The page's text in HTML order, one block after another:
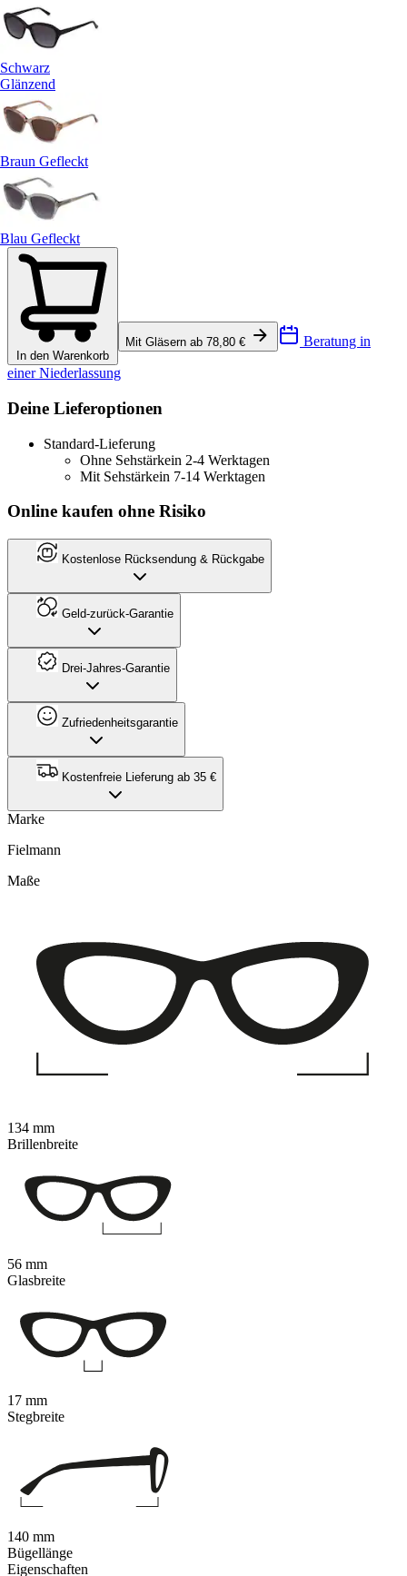
Schwarz
Glänzend
Braun Gefleckt
Blau Gefleckt
In den Warenkorb
Mit Gläsern ab 78,80 € Beratung in
einer Niederlassung
Deine Lieferoptionen
Standard-Lieferung
Ohne Sehstärkein 2-4 Werktagen
Mit Sehstärkein 7-14 Werktagen
Online kaufen ohne Risiko
Kostenlose Rücksendung & Rückgabe
Geld-zurück-Garantie
Drei-Jahres-Garantie
Zufriedenheitsgarantie
Kostenfreie Lieferung ab 35 €
Marke
Fielmann
Eigenschaften
Maße
134 mm
Brillenbreite
56 mm
Glasbreite
17 mm
Stegbreite
140 mm
Bügellänge